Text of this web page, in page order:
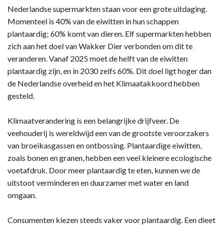
Nederlandse supermarkten staan voor een grote uitdaging.
Momenteel is 40% van de eiwitten in hun schappen
plantaardig; 60% komt van dieren. Elf supermarkten hebben
zich aan het doel van Wakker Dier verbonden om dit te
veranderen. Vanaf 2025 moet de helft van de eiwitten
plantaardig zijn, en in 2030 zelfs 60%. Dit doel ligt hoger dan
de Nederlandse overheid en het Klimaatakkoord hebben
gesteld.
Klimaatverandering is een belangrijke drijfveer. De
veehouderij is wereldwijd een van de grootste veroorzakers
van broeikasgassen en ontbossing. Plantaardige eiwitten,
zoals bonen en granen, hebben een veel kleinere ecologische
voetafdruk. Door meer plantaardig te eten, kunnen we de
uitstoot verminderen en duurzamer met water en land
omgaan.
Consumenten kiezen steeds vaker voor plantaardig. Een dieet